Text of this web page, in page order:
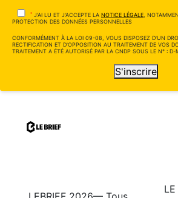
* J'AI LU ET J'ACCEPTE LA NOTICE LÉGALE,
PROTECTION DES DONNÉES PERSONNELLES
CONFORMÉMENT À LA LOI 09-08, VOUS DISPOSEZ D'UN
RECTIFICATION ET D'OPPOSITION AU TRAITEMENT DE VOS
TRAITEMENT A ÉTÉ AUTORISÉ PAR LA CNDP SOUS LE N° :
S'inscrire